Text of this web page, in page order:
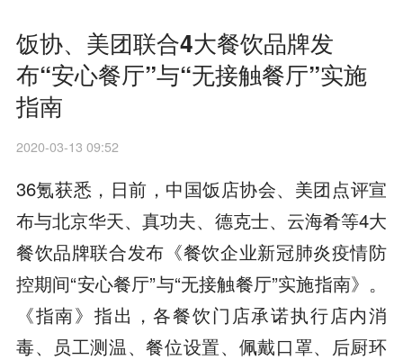
饭协、美团联合4大餐饮品牌发
布“安心餐厅”与“无接触餐厅”实施
指南
2020-03-13 09:52
36氪获悉，日前，中国饭店协会、美团点评宣
布与北京华天、真功夫、德克士、云海肴等4大
餐饮品牌联合发布《餐饮企业新冠肺炎疫情防
控期间“安心餐厅”与“无接触餐厅”实施指南》。
《指南》指出，各餐饮门店承诺执行店内消
毒、员工测温、餐位设置、佩戴口罩、后厨环